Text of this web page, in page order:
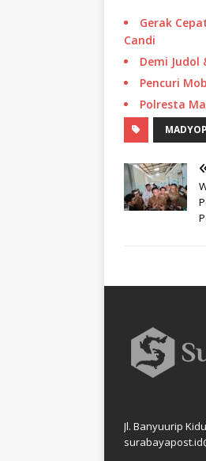
Gerak
Candi
Demi Judol
Pencuri
Polresta
Jl. Banyuurip